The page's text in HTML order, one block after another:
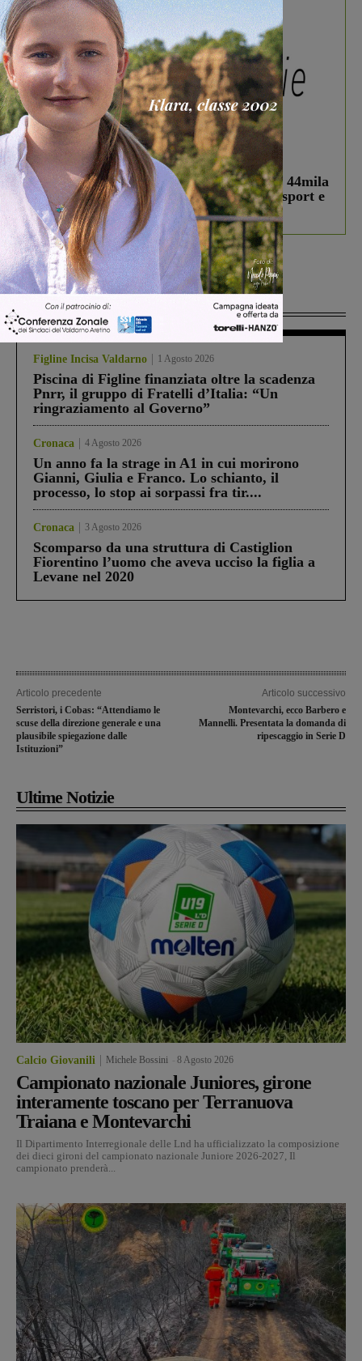
In vetrina 3 Agosto 2026
Estra Notizie agosto: Smart Cities, oltre 44mila
studenti coinvolti, torna il bando per lo sport e
debutta il podcast Estrair
Più lette
Figline Incisa Valdarno 1 Agosto 2026
Piscina di Figline finanziata oltre la scadenza
Pnrr, il gruppo di Fratelli d’Italia: “Un
ringraziamento al Governo”
Cronaca 4 Agosto 2026
Un anno fa la strage in A1 in cui morirono
Gianni, Giulia e Franco. Lo schianto, il
processo, lo stop ai sorpassi fra tir....
Cronaca 3 Agosto 2026
Scomparso da una struttura di Castiglion
Fiorentino l’uomo che aveva ucciso la figlia a
Levane nel 2020
Articolo precedente
Serristori, i Cobas: “Attendiamo le
scuse della direzione generale e una
plausibile spiegazione dalle
Istituzioni”
Articolo successivo
Montevarchi, ecco Barbero e
Mannelli. Presentata la domanda di
ripescaggio in Serie D
Ultime Notizie
Calcio Giovanili Michele Bossini 8 Agosto 2026
Campionato nazionale Juniores, girone
interamente toscano per Terranuova
Traiana e Montevarchi
Il Dipartimento Interregionale delle Lnd ha ufficializzato la composizione
dei dieci gironi del campionato nazionale Juniore 2026-2027, Il
campionato prenderà...